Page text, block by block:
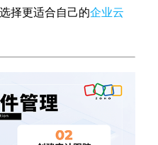
择更适合自己的企业云